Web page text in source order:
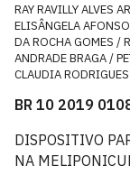
RAY RAVILLY ALVES
ELISÂNGELA
DA ROCHA GOMES /
ANDRADE BRAGA /
CLAUDIA
BR 10 2019
DISPOSITIVO
NA